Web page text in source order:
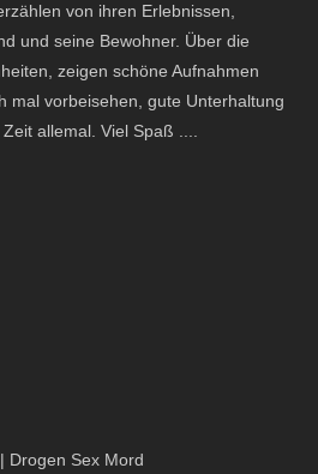
von ihren Erlebnissen,
und seine Bewohner. Über die
zeigen schöne Aufnahmen
mal vorbeisehen, gute Unterhaltung
allemal. Viel Spaß ....
Drogen Sex Mord